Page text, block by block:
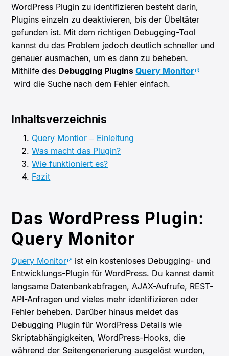
WordPress Plugin zu identifizieren besteht darin,
Plugins einzeln zu deaktivieren, bis der Übeltäter
gefunden ist. Mit dem richtigen Debugging-Tool
kannst du das Problem jedoch deutlich schneller und
genauer ausmachen, um es dann zu beheben.
Mithilfe des Debugging PluginsQuery Monitor
wird die Suche nach dem Fehler einfach.
Inhaltsverzeichnis
Query Montior – Einleitung
Was macht das Plugin?
Wie funktioniert es?
Fazit
Das WordPress Plugin:
Query Monitor
Query Monitor
ist ein kostenloses Debugging- und
Entwicklungs-Plugin für WordPress. Du kannst damit
langsame Datenbankabfragen, AJAX-Aufrufe, REST-
API-Anfragen und vieles mehr identifizieren oder
Fehler beheben. Darüber hinaus meldet das
Debugging Plugin für WordPress Details wie
Skriptabhängigkeiten, WordPress-Hooks, die
während der Seitengenerierung ausgelöst wurden,